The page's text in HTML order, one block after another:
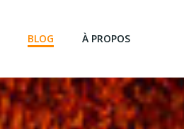
BLOG À PROPOS